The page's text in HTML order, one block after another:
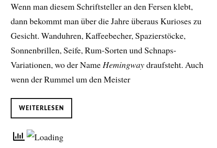
Wenn man diesem Schriftsteller an den Fersen klebt,
dann bekommt man über die Jahre überaus Kurioses zu
Gesicht. Wanduhren, Kaffeebecher, Spazierstöcke,
Sonnenbrillen, Seife, Rum-Sorten und Schnaps-
Variationen, wo der NameHemingwaydraufsteht. Auch
wenn der Rummel um den Meister
WEITERLESEN